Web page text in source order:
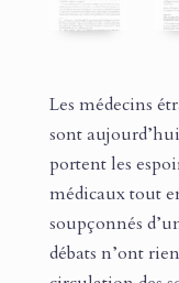
Les médecins
sont
portent les
médicaux tout
soupçonnés
débats n’ont